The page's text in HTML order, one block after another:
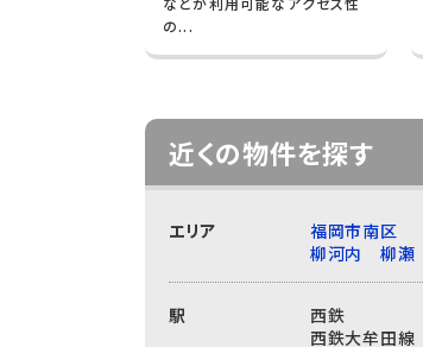
の...
近くの物件を探す
エリア 福岡市南区
柳河内
柳瀬
駅
西鉄
西鉄大牟田線